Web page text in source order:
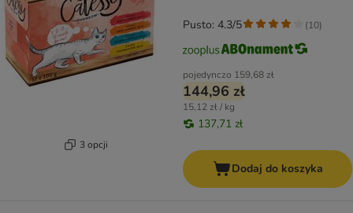
3 opcji
pojedynczo 159,68 zł
144,96 zł
15,12 zł / kg
137,71 zł
Pusto: 4.3/5 (10)
Dodaj do koszyka